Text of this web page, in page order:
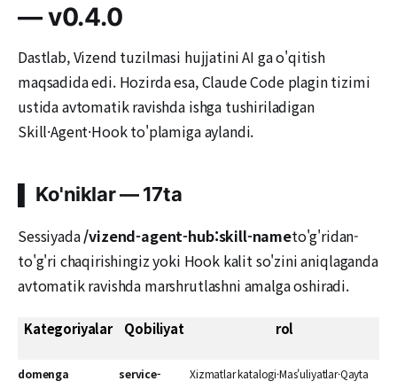
— v0.4.0
Dastlab, Vizend tuzilmasi hujjatini AI ga o'qitish
maqsadida edi. Hozirda esa, Claude Code plagin tizimi
ustida avtomatik ravishda ishga tushiriladigan
Skill·Agent·Hook to'plamiga aylandi.
▌ Ko'niklar — 17ta
Sessiyada/vizend-agent-hub:skill-nameto'g'ridan-
to'g'ri chaqirishingiz yoki Hook kalit so'zini aniqlaganda
avtomatik ravishda marshrutlashni amalga oshiradi.
Kategoriyalar Qobiliyat rol
domenga service- Xizmatlar katalogi·Mas'uliyatlar·Qayta